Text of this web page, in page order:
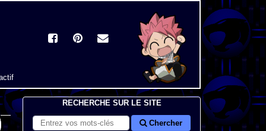
RECHERCHE SUR LE SITE
Chercher